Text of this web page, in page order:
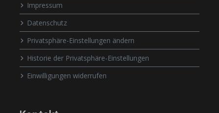
Impressum
Datenschutz
Privatsphäre-Einstellungen ändern
Historie der Privatsphäre-Einstellungen
Einwilligungen widerrufen